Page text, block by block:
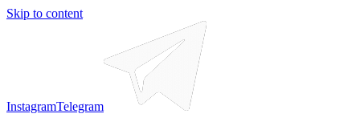
Skip to content
InstagramTelegram